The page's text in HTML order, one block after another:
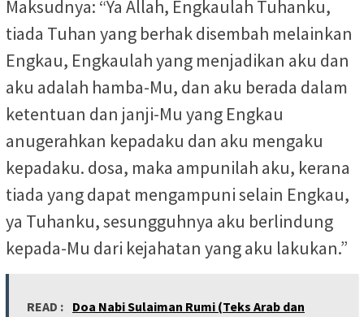
Maksudnya: “Ya Allah, Engkaulah Tuhanku,
tiada Tuhan yang berhak disembah melainkan
Engkau, Engkaulah yang menjadikan aku dan
aku adalah hamba-Mu, dan aku berada dalam
ketentuan dan janji-Mu yang Engkau
anugerahkan kepadaku dan aku mengaku
kepadaku. dosa, maka ampunilah aku, kerana
tiada yang dapat mengampuni selain Engkau,
ya Tuhanku, sesungguhnya aku berlindung
kepada-Mu dari kejahatan yang aku lakukan.”
READ : Doa Nabi Sulaiman Rumi (Teks Arab dan